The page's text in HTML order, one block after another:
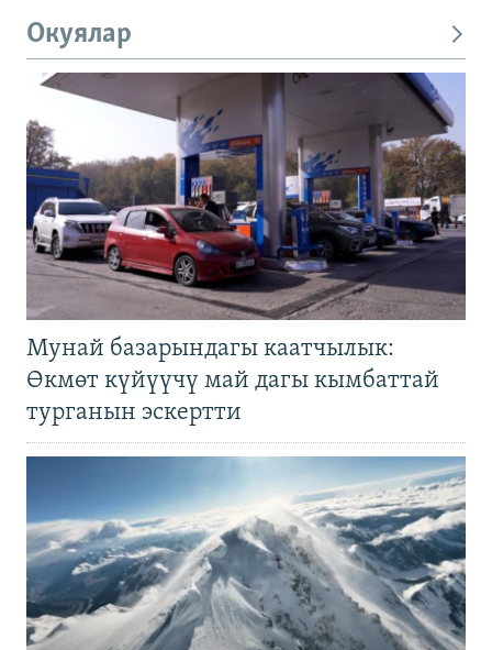
Окуялар
Мунай базарындагы каатчылык:
Өкмөт күйүүчү май дагы кымбаттай
турганын эскертти